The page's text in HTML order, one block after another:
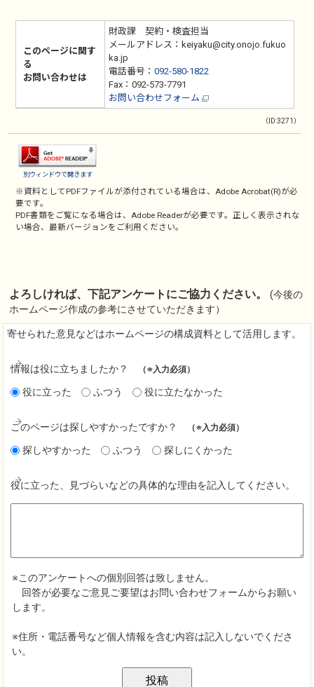
このページに関す
る
お問い合わせは
財政課 契約・検査担当
メールアドレス：keiyaku@city.onojo.fukuo
ka.jp
電話番号： 092-580-1822
Fax：092-573-7791
お問い合わせフォーム
（ID:3271）
別ウィンドウで開きます
※資料としてPDFファイルが添付されている場合は、Adobe Acrobat(R)が必
要です。
PDF書類をご覧になる場合は、Adobe Readerが必要です。正しく表示されな
い場合、最新バージョンをご利用ください。